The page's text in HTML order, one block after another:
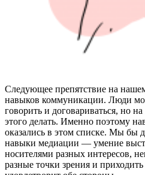
Следующее препятствие на
навыков коммуникации. Люди
говорить и договариваться, но
этого делать. Именно поэтому
оказались в этом списке. Мы бы
навыки медиации — умение
носителями разных интересов,
разные точки зрения и